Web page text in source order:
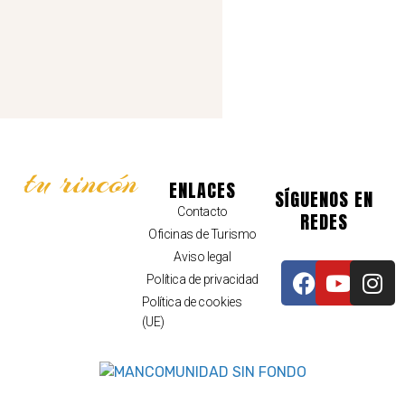
tu rincón ENLACES
Contacto
Oficinas de Turismo
Aviso legal
Política de privacidad
Política de cookies
(UE)
SÍGUENOS EN
REDES